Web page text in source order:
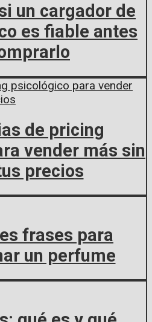
un cargador de
es fiable antes
de pricing
vender más sin
precios
frases para
un perfume